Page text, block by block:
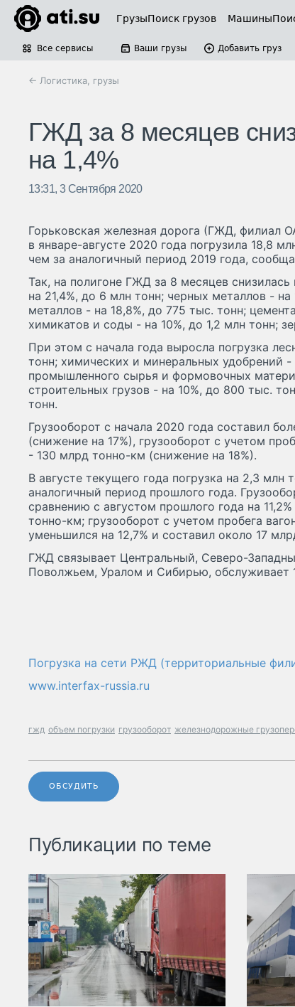
ГрузыПоиск грузов Машины
Все сервисы Ваши грузы Добавить груз
← Логистика, грузы
ГЖД за 8 месяцев
на 1,4%
13:31, 3 Сентября 2020
Горьковская железная дорога (ГЖД, филиал
в январе-августе 2020 года погрузила 18,8
чем за аналогичный период 2019 года,
Так, на полигоне ГЖД за 8 месяцев
на 21,4%, до 6 млн тонн; черных металлов -
металлов - на 18,8%, до 775 тыс. тонн;
химикатов и соды - на 10%, до 1,2 млн тонн;
При этом с начала года выросла погрузка
тонн; химических и минеральных удобрений -
промышленного сырья и формовочных
строительных грузов - на 10%, до 800 тыс.
тонн.
Грузооборот с начала 2020 года составил
(снижение на 17%), грузооборот с учетом
- 130 млрд тонно-км (снижение на 18%).
В августе текущего года погрузка на 2,3 млн
аналогичный период прошлого года.
сравнению с августом прошлого года на
тонно-км; грузооборот с учетом пробега
уменьшился на 12,7% и составил около 17
ГЖД связывает Центральный, Северо-
Поволжьем, Уралом и Сибирью, обслуживает
Погрузка на сети РЖД (территориальные
www.interfax-russia.ru
гжд объем погрузки грузооборот железнодорожные
ОБСУДИТЬ
Публикации по теме